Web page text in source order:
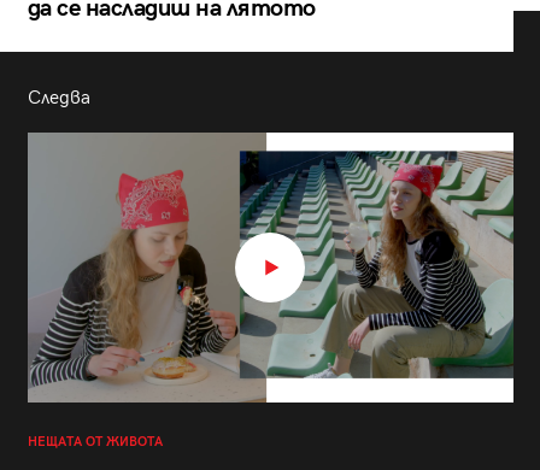
да се насладиш на лятото
Следва
НЕЩАТА ОТ ЖИВОТА